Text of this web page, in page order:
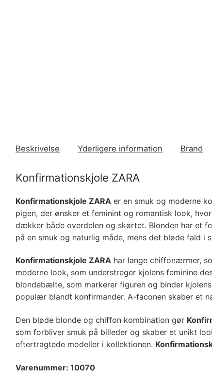
Beskrivelse Yderligere information Brand
Konfirmationskjole ZARA
Konfirmationskjole ZARA er en smuk og moderne
pigen, der ønsker et feminint og romantisk look,
dækker både overdelen og skørtet. Blonden har et
på en smuk og naturlig måde, mens det bløde fald
Konfirmationskjole ZARA har lange chiffonærmer,
moderne look, som understreger kjolens feminine
blondebælte, som markerer figuren og binder
populær blandt konfirmander. A-faconen skaber et
Den bløde blonde og chiffon kombination gør
som forbliver smuk på billeder og skaber et unikt
eftertragtede modeller i kollektionen.
Varenummer: 10070